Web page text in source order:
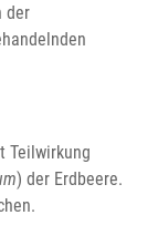
der
Teilwirkung
) der Erdbeere.